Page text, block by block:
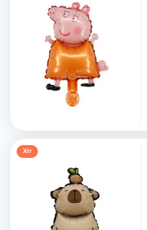
Хiт